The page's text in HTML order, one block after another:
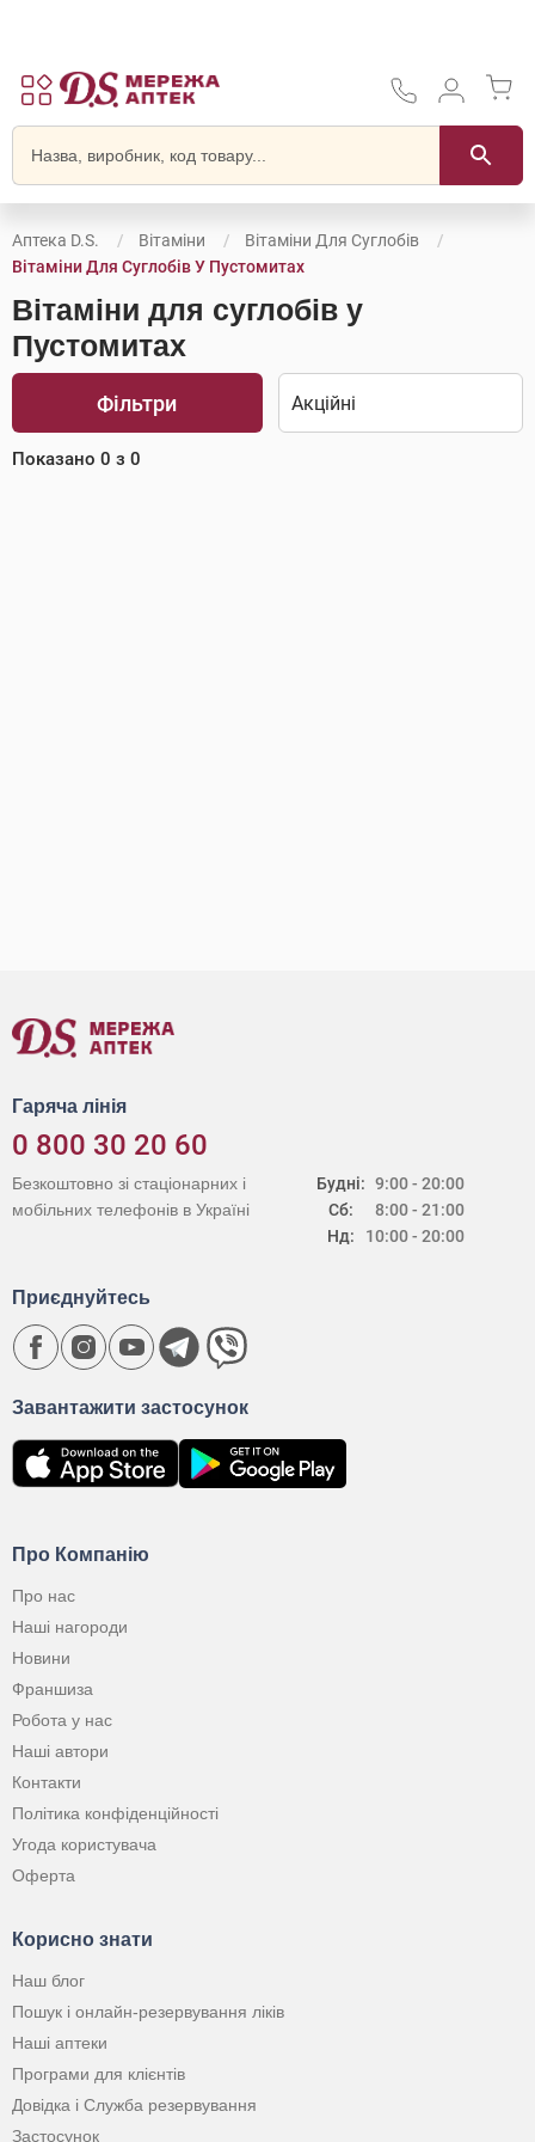
Аптека D.S. Вітаміни
Вітаміни Для Суглобів
Вітаміни Для Суглобів У Пустомитах
Вітаміни для суглобів у
Пустомитах
Фільтри
Показано 0 з 0
Гаряча лінія
0 800 30 20 60
Будні:
Сб:
Нд:
9:00 - 20:00
8:00 - 21:00
10:00 - 20:00
Безкоштовно зі стаціонарних і
мобільних телефонів в Україні
Про Компанію
Про нас
Наші нагороди
Новини
Франшиза
Робота у нас
Наші автори
Контакти
Політика конфіденційності
Угода користувача
Оферта
Корисно знати
Наш блог
Пошук і онлайн-резервування ліків
Наші аптеки
Програми для клієнтів
Довідка і Служба резервування
Застосунок
Завантажити застосунок
Приєднуйтесь